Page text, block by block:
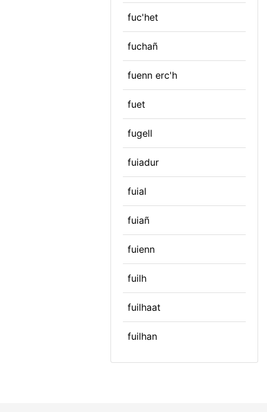
fuc'het
fuchañ
fuenn erc'h
fuet
fugell
fuiadur
fuial
fuiañ
fuienn
fuilh
fuilhaat
fuilhan